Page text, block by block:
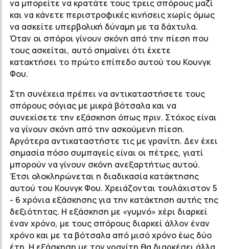
να μπορείτε να κρατάτε τους τρεις σπόρους μαζί
και να κάνετε περιστροφικές κινήσεις χωρίς όμως
να ασκείτε υπερβολική δύναμη με τα δάχτυλα.
Όταν οι σπόροι γίνουν σκόνη από την πίεση που
τους ασκείται, αυτό σημαίνει ότι έχετε
κατακτήσει το πρώτο επίπεδο αυτού του Κουνγκ
Φου.
Στη συνέχεια πρέπει να αντικαταστήσετε τους
σπόρους σόγιας με μικρά βότσαλα και να
συνεχίσετε την εξάσκηση όπως πριν. Στόχος είναι
να γίνουν σκόνη από την ασκούμενη πίεση.
Αργότερα αντικαταστήστε τις με γρανίτη. Δεν έχει
σημασία πόσο συμπαγείς είναι οι πέτρες, γιατί
μπορούν να γίνουν σκόνη ανεξαρτήτως αυτού.
Έτσι ολοκληρώνεται η διαδικασία κατάκτησης
αυτού του Κουνγκ Φου. Χρειάζονται τουλάχιστον 5
- 6 χρόνια εξάσκησης για την κατάκτηση αυτής της
δεξιότητας. Η εξάσκηση με «γυμνό» χέρι διαρκεί
έναν χρόνο, με τους σπόρους διαρκεί άλλον έναν
χρόνο και με τα βότσαλα από μισό χρόνο έως δύο